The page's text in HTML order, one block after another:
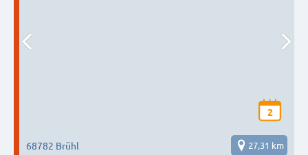
2
68782 Brühl 27,31 km